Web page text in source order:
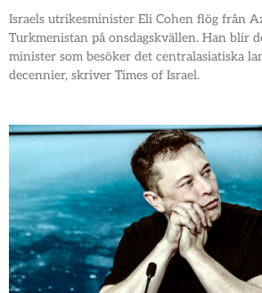
Israels utrikesminister Eli Cohen flög från
Turkmenistan på onsdagskvällen. Han blir
minister som besöker det centralasiatiska
decennier, skriver Times of Israel.